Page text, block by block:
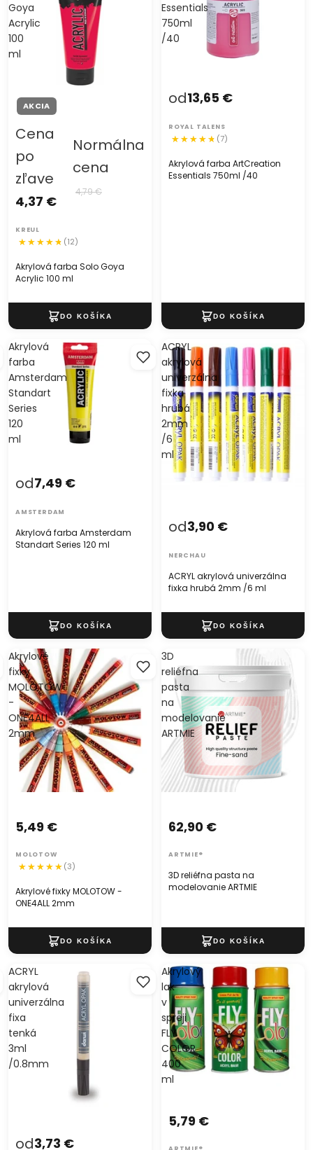
Goya
Acrylic
100
ml
AKCIA
Akrylová farba Solo Goya
Acrylic 100 ml
Cena
po
zľave
4,37 €
Normálna
cena
4,79 €
KREUL
(12)
Essentials
750ml
/40
Akrylová farba ArtCreation
Essentials 750ml /40
od13,65 €
ROYAL TALENS
(7)
Akrylová
farba
Amsterdam
Standart
Series
120
ml
Akrylová farba Amsterdam
Standart Series 120 ml
od7,49 €
AMSTERDAM
ACRYL
akrylová
univerzálna
fixka
hrubá
2mm
/6
ml
ACRYL akrylová univerzálna
fixka hrubá 2mm /6 ml
od3,90 €
NERCHAU
Akrylové
fixky
MOLOTOW
-
ONE4ALL
2mm
Akrylové fixky MOLOTOW -
ONE4ALL 2mm
5,49 €
MOLOTOW
(3)
3D
reliéfna
pasta
na
modelovanie
ARTMIE
3D reliéfna pasta na
modelovanie ARTMIE
62,90 €
ARTMIE®
ACRYL
akrylová
univerzálna
fixa
tenká
3ml
/0.8mm
od3,73 €
Akrylový
lak
v
spreji
FLY
COLOR
400
ml
5,79 €